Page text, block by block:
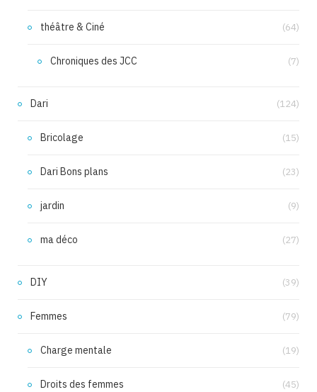
théâtre & Ciné (64)
Chroniques des JCC (7)
Dari (124)
Bricolage (15)
Dari Bons plans (23)
jardin (9)
ma déco (27)
DIY (39)
Femmes (79)
Charge mentale (19)
Droits des femmes (45)